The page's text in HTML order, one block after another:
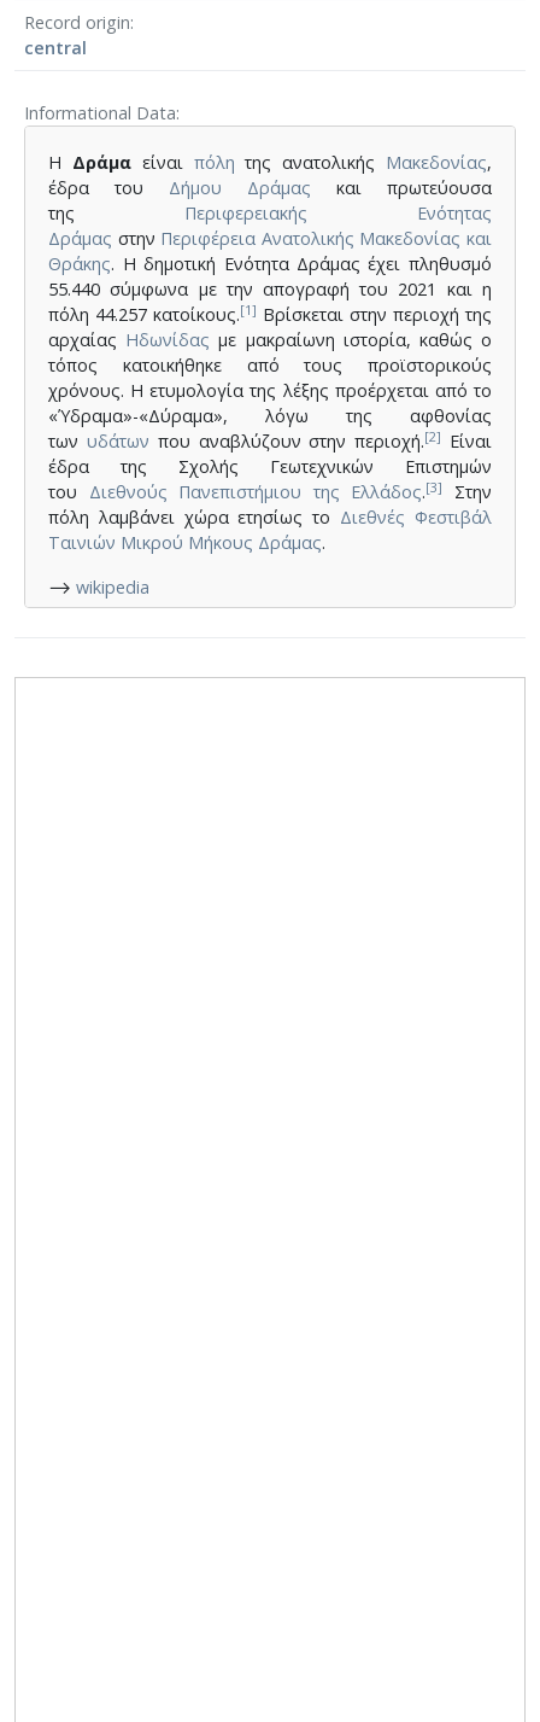
Record origin
central
Informational Data
Η Δράμαείναι πόλη της ανατολικής Μακεδονίας,
έδρα του Δήμου Δράμας και πρωτεύουσα
της Περιφερειακής Ενότητας
Δράμας στην Περιφέρεια Ανατολικής Μακεδονίας και
Θράκης. Η δημοτική Ενότητα Δράμας έχει πληθυσμό
55.440 σύμφωνα με την απογραφή του 2021 και η
πόλη 44.257 κατοίκους.[1] Βρίσκεται στην περιοχή της
αρχαίας Ηδωνίδας με μακραίωνη ιστορία, καθώς ο
τόπος κατοικήθηκε από τους προϊστορικούς
χρόνους. Η ετυμολογία της λέξης προέρχεται από το
«Ύδραμα»-«Δύραμα», λόγω της αφθονίας
των υδάτων που αναβλύζουν στην περιοχή.[2] Είναι
έδρα της Σχολής Γεωτεχνικών Επιστημών
του Διεθνούς Πανεπιστήμιου της Ελλάδος.[3]
Στην
πόλη λαμβάνει χώρα ετησίως το Διεθνές Φεστιβάλ
Ταινιών Μικρού Μήκους Δράμας.
⟶wikipedia